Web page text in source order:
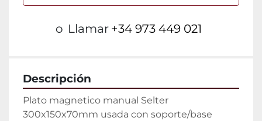
o Llamar +34 973 449 021
Descripción
Plato magnetico manual Selter
300x150x70mm usada con soporte/base